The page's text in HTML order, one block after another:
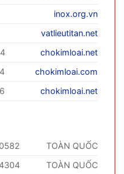
inox.org.vn
vatlieutitan.net
chokimloai.net
chokimloai.com
chokimloai.net
TOÀN QUỐC
TOÀN QUỐC